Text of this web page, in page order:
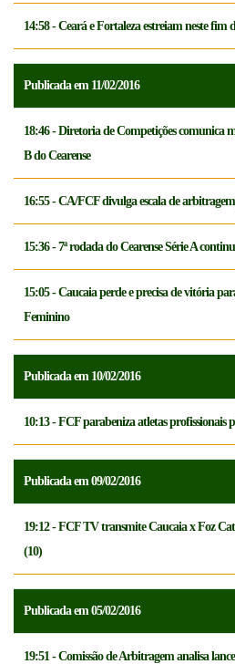
14:58 - Ceará e Fortaleza estreiam neste fim
Publicada em 11/02/2016
18:46 - Diretoria de Competições comunica
B do Cearense
16:55 - CA/FCF divulga escala de
15:36 - 7ª rodada do Cearense Série A
15:05 - Caucaia perde e precisa de vitória
Feminino
Publicada em 10/02/2016
10:13 - FCF parabeniza atletas profissionais
Publicada em 09/02/2016
19:12 - FCF TV transmite Caucaia x Foz
(10)
Publicada em 05/02/2016
19:51 - Comissão de Arbitragem analisa